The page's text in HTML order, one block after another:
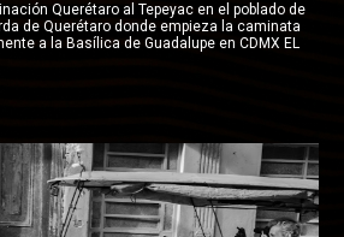
Querétaro al Tepeyac en el poblado de
de Querétaro donde empieza la caminata
a la Basílica de Guadalupe en CDMX EL